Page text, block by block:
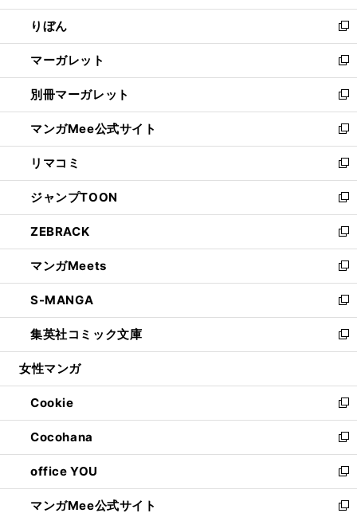
開
く
ウ
で
開
く
ン
ド
ウ
で
開
く
ウ
ィ
ン
ド
ウ
で
開
く
りぼん
新
し
い
ウ
ィ
ン
ド
ウ
で
開
く
マーガレット
新
し
い
ウ
ィ
ン
ド
ウ
で
開
く
別冊マーガレット
新
し
い
ウ
ィ
ン
ド
ウ
で
開
く
マンガMee公式サイト
新
し
い
ウ
ィ
ン
ド
ウ
で
開
く
リマコミ
新
し
い
ウ
ィ
ン
ド
ウ
で
開
く
ジャンプTOON
新
し
い
ウ
ィ
ン
ド
ウ
で
開
ZEBRACK
新
し
い
ウ
ィ
ン
ド
ウ
開
く
マンガMeets
新
し
い
ウ
ィ
ン
ウ
で
開
く
S-MANGA
新
し
い
ウ
ン
ド
ウ
で
開
く
集英社コミック文庫
新
し
ウ
ィ
ン
ド
ウ
で
開
く
女性マンガ
Cookie
新
し
い
ウ
ィ
ン
ド
Cocohana
新
し
い
ウ
ィ
office YOU
新
し
い
マンガMee公式サイト 新